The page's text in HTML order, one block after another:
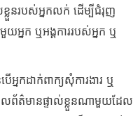
លួនរបស់អ្នកលក់ ដើម្បីជំរុញ
អ្នក ឬអង្គការរបស់អ្នក ឬ
ើអ្នកដាក់ពាក្យសុំការងារ ឬ
លព័ត៌មានផ្ទាល់ខ្លួនណាមួយដែល